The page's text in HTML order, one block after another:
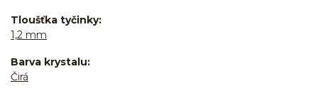
Tloušťka tyčinky
1,2 mm
Barva krystalu
Čirá